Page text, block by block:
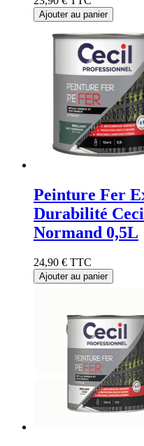
Ajouter au panier
Peinture Fer
Durabilité
Normand 0,5L
24,90 € TTC
Ajouter au panier